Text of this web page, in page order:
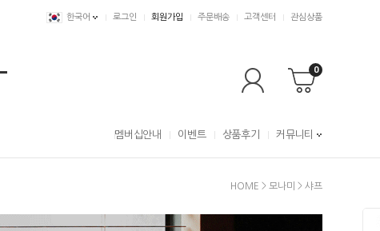
한국어 로그인 회원가입 주문배송 고객센터 관심상품
0
멤버십안내 이벤트 상품후기 커뮤니티
HOME > 모나미 > 샤프